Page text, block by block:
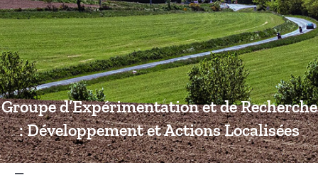
Groupe d’Expérimentation et de Recherche
: Développement et Actions Localisées